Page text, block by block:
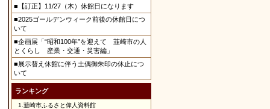
■【訂正】11/27（木）休館日になります
■2025ゴールデンウィーク前後の休館日につ
いて
■企画展「“昭和100年”を迎えて 韮崎市の人
とくらし 産業・交通・災害編」
■展示替え休館に伴う土偶御朱印の休止につ
いて
ランキング
1. 韮崎市ふるさと偉人資料館